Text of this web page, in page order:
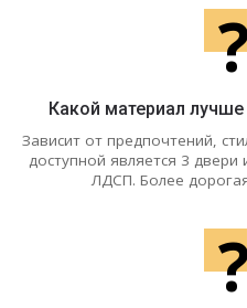
?
Какой материал
Зависит от предпочтений,
доступной является 3 двери
ЛДСП. Более
?